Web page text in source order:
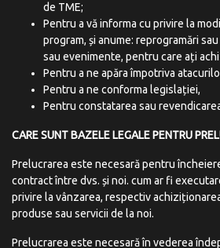
de TME;
Pentru a vă informa cu privire la
program, și anume: reprogramări
sau evenimente, pentru care ați
Pentru a ne apăra împotriva
Pentru a ne conforma legislației,
Pentru constatarea sau
CARE SUNT BAZELE LEGALE PENTRU
Prelucrarea este necesară pentru
contract între dvs. și noi. cum ar fi
privire la vânzarea, respectiv
produse sau servicii de la noi.
Prelucrarea este necesară în vederea